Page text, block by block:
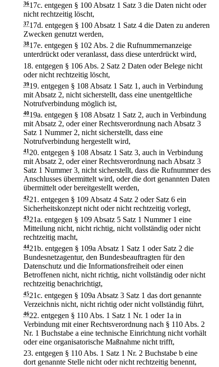
3617c. entgegen § 100 Absatz 1 Satz 3 die Daten nicht oder
nicht rechtzeitig löscht,
3717d. entgegen § 100 Absatz 1 Satz 4 die Daten zu anderen
Zwecken genutzt werden,
3817e. entgegen § 102 Abs. 2 die Rufnummernanzeige
unterdrückt oder veranlasst, dass diese unterdrückt wird,
18. entgegen § 106 Abs. 2 Satz 2 Daten oder Belege nicht
oder nicht rechtzeitig löscht,
3919. entgegen § 108 Absatz 1 Satz 1, auch in Verbindung
mit Absatz 2, nicht sicherstellt, dass eine unentgeltliche
Notrufverbindung möglich ist,
4019a. entgegen § 108 Absatz 1 Satz 2, auch in Verbindung
mit Absatz 2, oder einer Rechtsverordnung nach Absatz 3
Satz 1 Nummer 2, nicht sicherstellt, dass eine
Notrufverbindung hergestellt wird,
4120. entgegen § 108 Absatz 1 Satz 3, auch in Verbindung
mit Absatz 2, oder einer Rechtsverordnung nach Absatz 3
Satz 1 Nummer 3, nicht sicherstellt, dass die Rufnummer des
Anschlusses übermittelt wird, oder die dort genannten Daten
übermittelt oder bereitgestellt werden,
4221. entgegen § 109 Absatz 4 Satz 2 oder Satz 6 ein
Sicherheitskonzept nicht oder nicht rechtzeitig vorlegt,
4321a. entgegen § 109 Absatz 5 Satz 1 Nummer 1 eine
Mitteilung nicht, nicht richtig, nicht vollständig oder nicht
rechtzeitig macht,
4421b. entgegen § 109a Absatz 1 Satz 1 oder Satz 2 die
Bundesnetzagentur, den Bundesbeauftragten für den
Datenschutz und die Informationsfreiheit oder einen
Betroffenen nicht, nicht richtig, nicht vollständig oder nicht
rechtzeitig benachrichtigt,
4521c. entgegen § 109a Absatz 3 Satz 1 das dort genannte
Verzeichnis nicht, nicht richtig oder nicht vollständig führt,
4622. entgegen § 110 Abs. 1 Satz 1 Nr. 1 oder 1a in
Verbindung mit einer Rechtsverordnung nach § 110 Abs. 2
Nr. 1 Buchstabe a eine technische Einrichtung nicht vorhält
oder eine organisatorische Maßnahme nicht trifft,
23. entgegen § 110 Abs. 1 Satz 1 Nr. 2 Buchstabe b eine
dort genannte Stelle nicht oder nicht rechtzeitig benennt,